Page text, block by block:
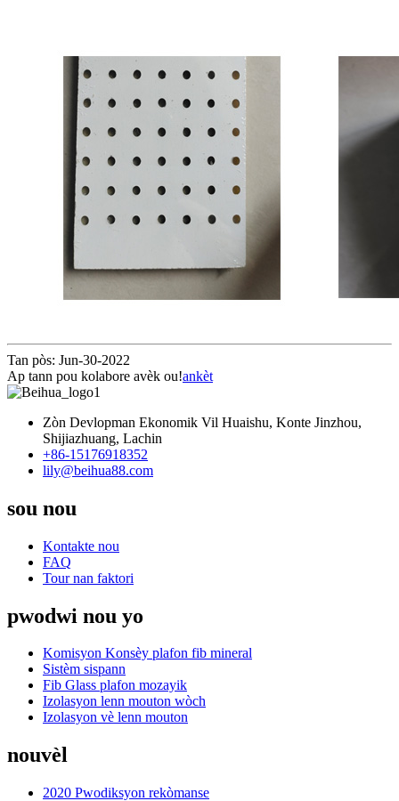
Tan pòs: Jun-30-2022
Ap tann pou kolabore avèk ou!ankèt
Zòn Devlopman Ekonomik Vil Huaishu, Konte Jinzhou,
Shijiazhuang, Lachin
+86-15176918352
lily@beihua88.com
sou nou
Kontakte nou
FAQ
Tour nan faktori
pwodwi nou yo
Komisyon Konsèy plafon fib mineral
Sistèm sispann
Fib Glass plafon mozayik
Izolasyon lenn mouton wòch
Izolasyon vè lenn mouton
nouvèl
2020 Pwodiksyon rekòmanse